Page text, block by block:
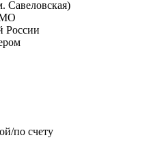
Савеловская)
МО
России
по счету